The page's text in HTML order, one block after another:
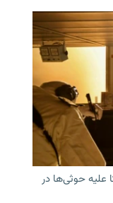
علیه حوثی‌ها در